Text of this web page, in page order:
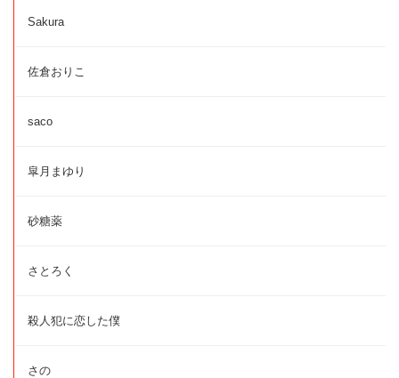
Sakura
佐倉おりこ
saco
皐月まゆり
砂糖薬
さとろく
殺人犯に恋した僕
さの